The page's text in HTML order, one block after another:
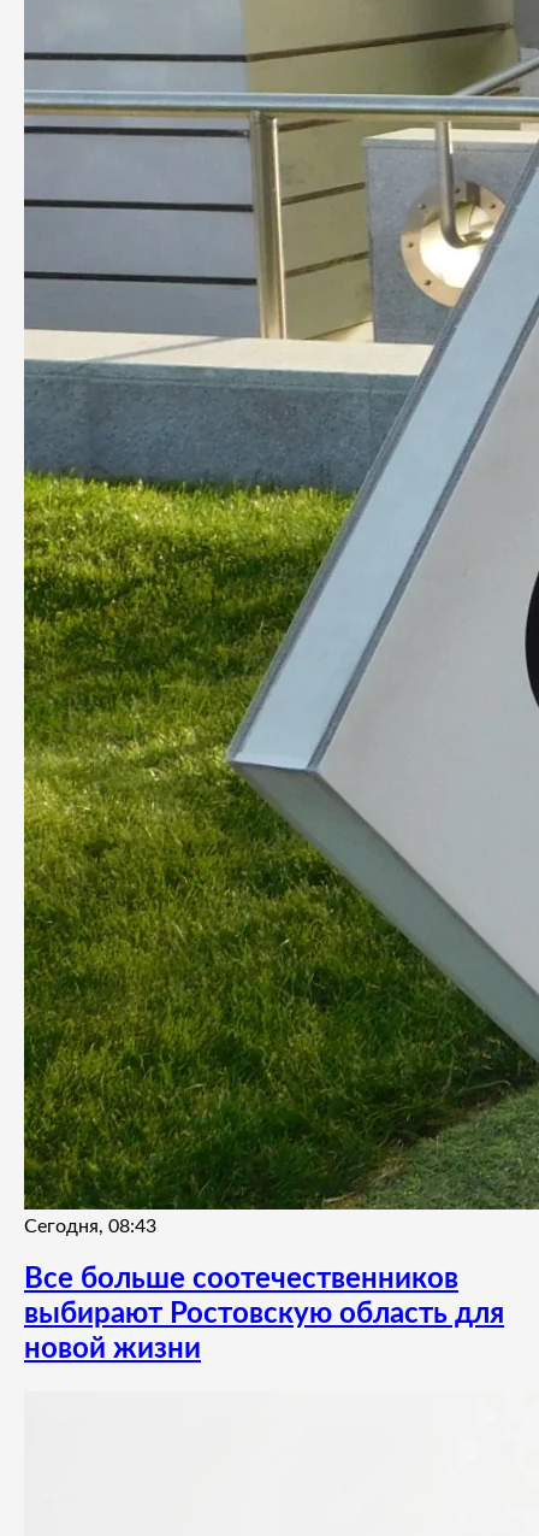
Сегодня, 08:43
Все больше соотечественников
выбирают Ростовскую область для
новой жизни